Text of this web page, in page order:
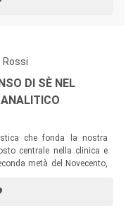
Rossi
DI SÈ NEL
che fonda la nostra
centrale nella clinica e
metà del Novecento,
Psicoanalitico di